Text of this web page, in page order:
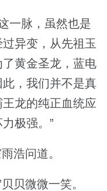
一脉，虽然也是
异变，从先祖玉
黄金圣龙，蓝电
，我们并不是真
龙的纯正血统应
极强。”
浩问道。
贝微微一笑。